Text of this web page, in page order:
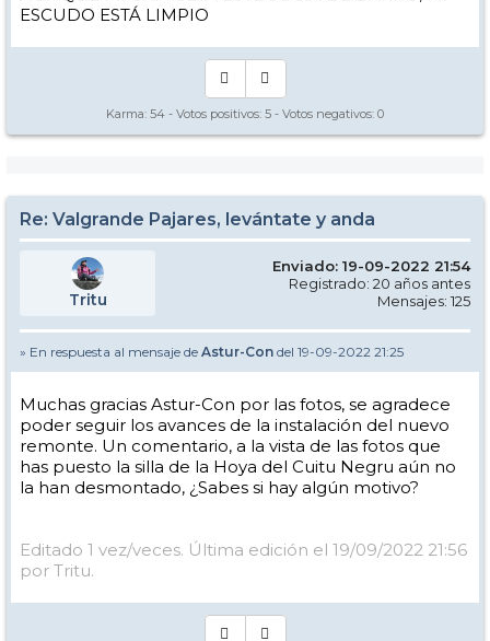
ESCUDO ESTÁ LIMPIO
Karma: 54 - Votos positivos: 5 - Votos negativos: 0
Re: Valgrande Pajares, levántate y anda
Tritu
Enviado: 19-09-2022 21:54
Registrado: 20 años antes
Mensajes: 125
» En respuesta al mensaje de Astur-Con del 19-09-2022 21:25
Muchas gracias Astur-Con por las fotos, se agradece
poder seguir los avances de la instalación del nuevo
remonte. Un comentario, a la vista de las fotos que
has puesto la silla de la Hoya del Cuitu Negru aún no
la han desmontado, ¿Sabes si hay algún motivo?
Editado 1 vez/veces. Última edición el 19/09/2022 21:56
por Tritu.